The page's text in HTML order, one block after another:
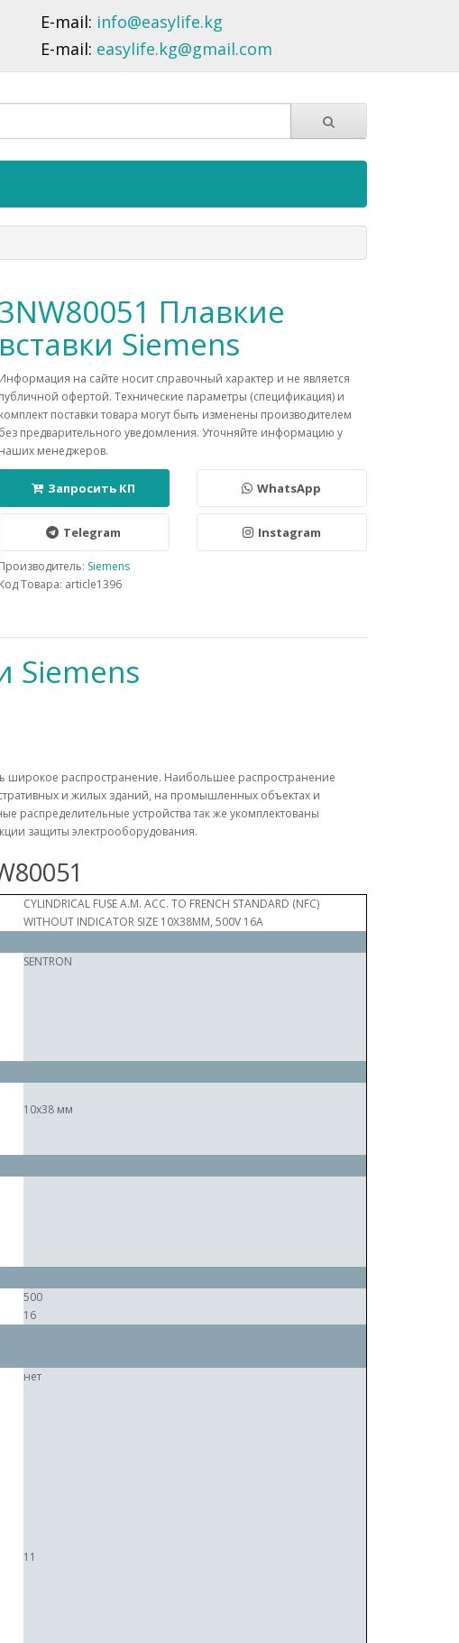
E-mail: info@easylife.kg
E-mail: easylife.kg@gmail.com
3NW80051 Плавкие
вставки Siemens
Информация на сайте носит справочный характер и не является
публичной офертой. Технические параметры (спецификация) и
комплект поставки товара могут быть изменены производителем
без предварительного уведомления. Уточняйте информацию у
наших менеджеров.
Запросить КП WhatsApp
Telegram Instagram
Производитель: Siemens
Код Товара: article1396
Siemens
широкое распространение. Наибольшее распространение
и жилых зданий, на промышленных объектах и
распределительные устройства так же укомплектованы
защиты электрооборудования.
CYLINDRICAL FUSE A.M. ACC. TO FRENCH STANDARD (NFC)
WITHOUT INDICATOR SIZE 10X38MM, 500V 16A
SENTRON
10x38 мм
500
16
нет
11